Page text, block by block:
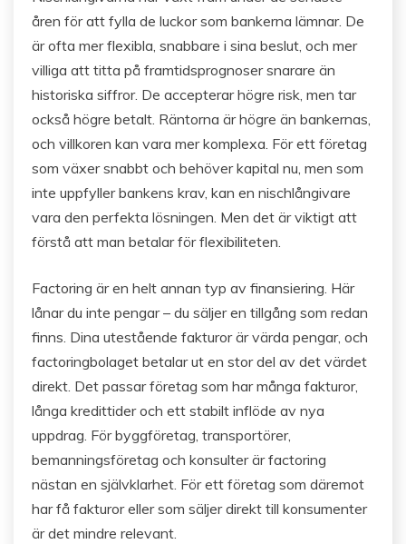
åren för att fylla de luckor som bankerna lämnar. De
är ofta mer flexibla, snabbare i sina beslut, och mer
villiga att titta på framtidsprognoser snarare än
historiska siffror. De accepterar högre risk, men tar
också högre betalt. Räntorna är högre än bankernas,
och villkoren kan vara mer komplexa. För ett företag
som växer snabbt och behöver kapital nu, men som
inte uppfyller bankens krav, kan en nischlångivare
vara den perfekta lösningen. Men det är viktigt att
förstå att man betalar för flexibiliteten.
Factoring är en helt annan typ av finansiering. Här
lånar du inte pengar – du säljer en tillgång som redan
finns. Dina utestående fakturor är värda pengar, och
factoringbolaget betalar ut en stor del av det värdet
direkt. Det passar företag som har många fakturor,
långa kredittider och ett stabilt inflöde av nya
uppdrag. För byggföretag, transportörer,
bemanningsföretag och konsulter är factoring
nästan en självklarhet. För ett företag som däremot
har få fakturor eller som säljer direkt till konsumenter
är det mindre relevant.